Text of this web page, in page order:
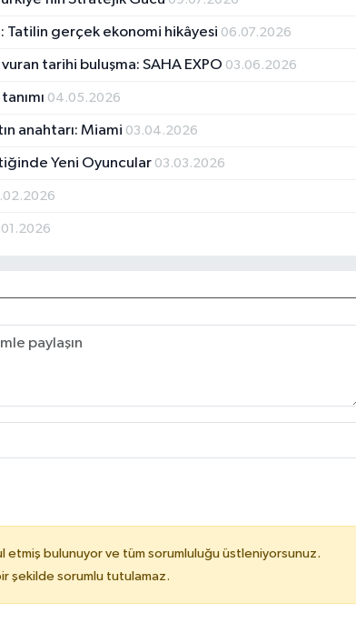
Tatilin gerçek ekonomi hikâyesi 06.07.2026
tarihi buluşma: SAHA EXPO 03.06.2026
04.05.2026
anahtarı: Miami 03.04.2026
Yeni Oyuncular 03.03.2026
etmiş bulunuyor ve tüm sorumluluğu üstleniyorsunuz.
şekilde sorumlu tutulamaz.